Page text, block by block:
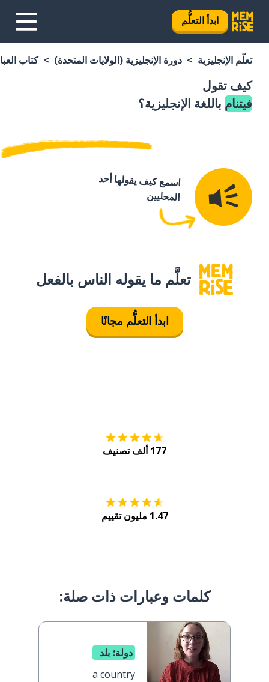
ابدأ التعلُّم
تعلَّم الإنجليزية دورة الإنجليزية (الولايات المتحدة) كتاب
كيف تقول
فيتنام باللغة الإنجليزية؟
اسمع كيف يقولها أحد
المحليين
تعلَّم ما يقوله الناس بالفعل
ابدأ التعلُّم مجانًا
177 ألف تصنيف
1.47 مليون تقييم
كلمات وعبارات ذات صلة:
دولة؛ بلد
a country